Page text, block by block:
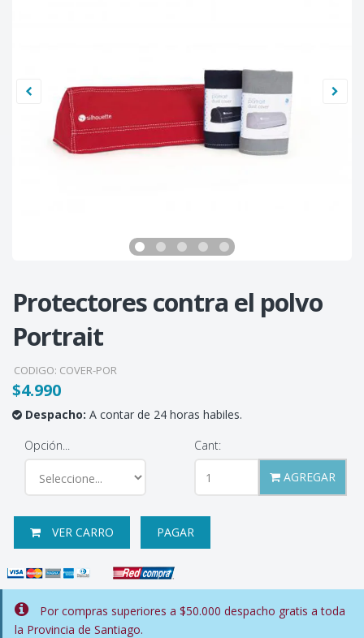
Protectores contra el polvo
Portrait
CODIGO: COVER-POR
$4.990
Despacho: A contar de 24 horas habiles.
Opción...
Cant:
AGREGAR
VER CARRO PAGAR
Por compras superiores a $50.000 despacho gratis a toda
la Provincia de Santiago.